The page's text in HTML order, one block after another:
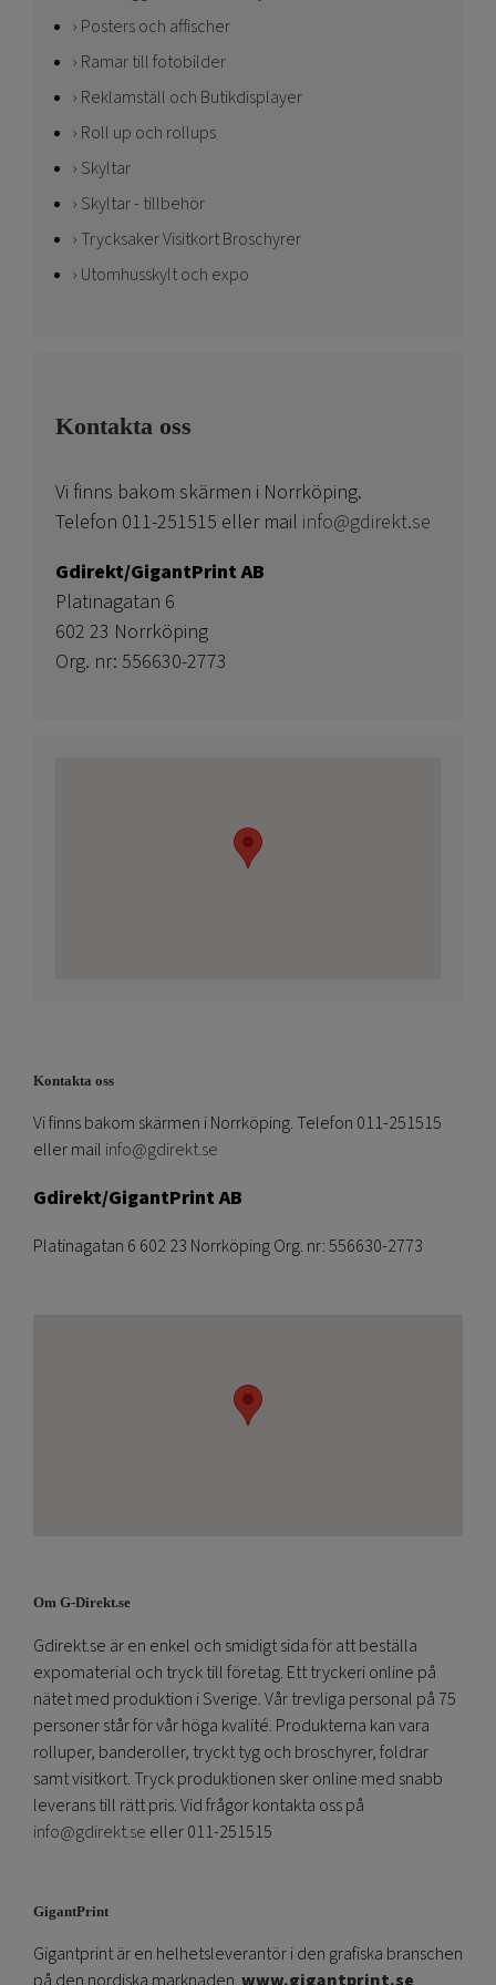
Posters och affischer
Ramar till fotobilder
Reklamställ och Butikdisplayer
Roll up och rollups
Skyltar
Skyltar - tillbehör
Trycksaker Visitkort Broschyrer
Utomhusskylt och expo
Kontakta oss
Vi finns bakom skärmen i Norrköping.
Telefon 011-251515 eller mail info@gdirekt.se
Gdirekt/GigantPrint AB
Platinagatan 6
602 23 Norrköping
Org. nr: 556630-2773
Kontakta oss
Vi finns bakom skärmen i Norrköping. Telefon 011-251515
eller mail info@gdirekt.se
Gdirekt/GigantPrint AB
Platinagatan 6 602 23 Norrköping Org. nr: 556630-2773
Om G-Direkt.se
Gdirekt.se är en enkel och smidigt sida för att beställa
expomaterial och tryck till företag. Ett tryckeri online på
nätet med produktion i Sverige. Vår trevliga personal på 75
personer står för vår höga kvalité. Produkterna kan vara
rolluper, banderoller, tryckt tyg och broschyrer, foldrar
samt visitkort. Tryck produktionen sker online med snabb
leverans till rätt pris. Vid frågor kontakta oss på
info@gdirekt.se eller 011-251515
GigantPrint
Gigantprint är en helhetsleverantör i den grafiska branschen